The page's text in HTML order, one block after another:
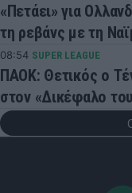
«Πετάει» για
τη ρεβάνς με τη
08:54 SUPER LEAGUE
ΠΑΟΚ: Θετικός ο
στον «Δικέφαλο